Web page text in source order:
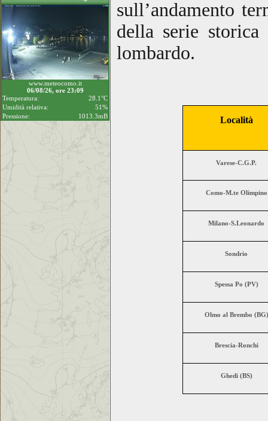
www.meteocomo.it
06/08/26, ore 23:09
Temperatura:
28.1°C
Umidità relativa:
51%
Pressione:
1013.3mB
sull’andamento
della serie
lombardo.
Località
Varese-C.G.P.
Como-M.te Olimpino
Milano-S.Leonardo
Sondrio
Spessa Po (PV)
Olmo al Brembo (BG)
Brescia-Ronchi
Ghedi (BS)